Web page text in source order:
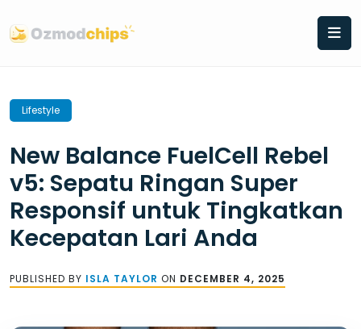
to
content
Lifestyle
New Balance FuelCell Rebel
v5: Sepatu Ringan Super
Responsif untuk Tingkatkan
Kecepatan Lari Anda
PUBLISHED BY ISLA TAYLOR ON DECEMBER 4, 2025